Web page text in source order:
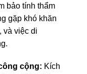
bảo tính thẩm
gặp khó khăn
và việc di
cộng: Kích